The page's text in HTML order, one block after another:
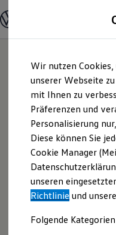
Hauptinhalt
springen
Footer
springen
Modelle und
Modelle
Elektroautos
ENERGY
Nutzfahrzeuge
SUV und CUV
Familienautos
Kombis
Kompaktwagen
Sportwagen
Schnell verfügbare
Angebote und
Aktuelle
E-Auto-
Volkswagen
Junge
Wir nutzen
unserer Webseite
mit Ihnen zu
Präferenzen und
Personalisierung
Diese können Sie
Cookie Manager
unseren
Richtlinie und
Folgende